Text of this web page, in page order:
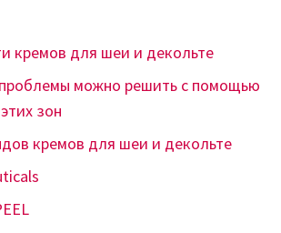
кремов для шеи и декольте
можно решить с помощью
зон
кремов для шеи и декольте